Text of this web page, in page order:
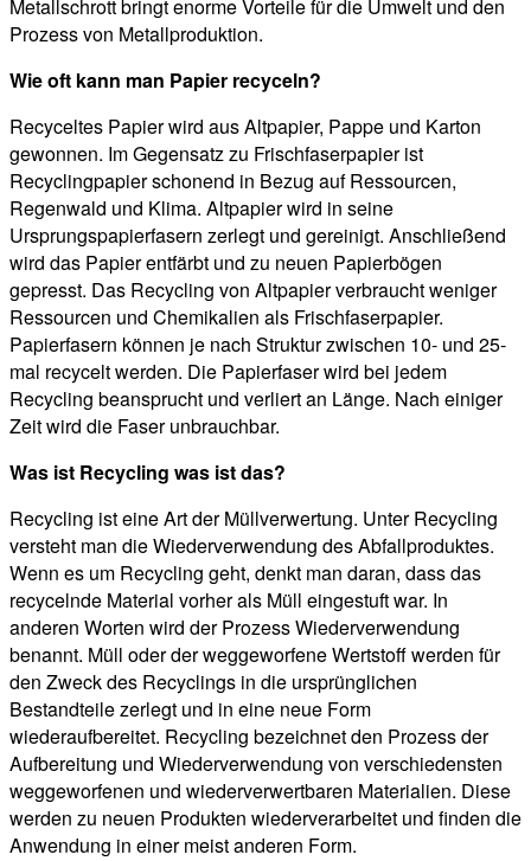
Metallschrott bringt enorme Vorteile für die Umwelt und den
Prozess von Metallproduktion.
Wie oft kann man Papier recyceln?
Recyceltes Papier wird aus Altpapier, Pappe und Karton
gewonnen. Im Gegensatz zu Frischfaserpapier ist
Recyclingpapier schonend in Bezug auf Ressourcen,
Regenwald und Klima. Altpapier wird in seine
Ursprungspapierfasern zerlegt und gereinigt. Anschließend
wird das Papier entfärbt und zu neuen Papierbögen
gepresst. Das Recycling von Altpapier verbraucht weniger
Ressourcen und Chemikalien als Frischfaserpapier.
Papierfasern können je nach Struktur zwischen 10- und 25-
mal recycelt werden. Die Papierfaser wird bei jedem
Recycling beansprucht und verliert an Länge. Nach einiger
Zeit wird die Faser unbrauchbar.
Was ist Recycling was ist das?
Recycling ist eine Art der Müllverwertung. Unter Recycling
versteht man die Wiederverwendung des Abfallproduktes.
Wenn es um Recycling geht, denkt man daran, dass das
recycelnde Material vorher als Müll eingestuft war. In
anderen Worten wird der Prozess Wiederverwendung
benannt. Müll oder der weggeworfene Wertstoff werden für
den Zweck des Recyclings in die ursprünglichen
Bestandteile zerlegt und in eine neue Form
wiederaufbereitet. Recycling bezeichnet den Prozess der
Aufbereitung und Wiederverwendung von verschiedensten
weggeworfenen und wiederverwertbaren Materialien. Diese
werden zu neuen Produkten wiederverarbeitet und finden die
Anwendung in einer meist anderen Form.